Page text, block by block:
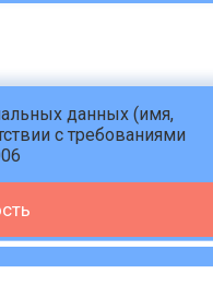
данных (имя,
с требованиями